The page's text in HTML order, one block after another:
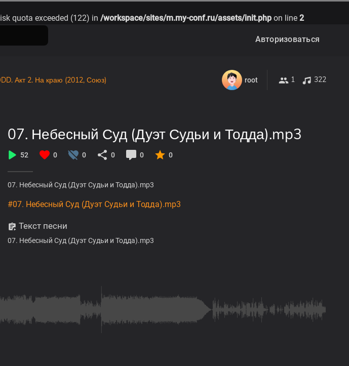
quota exceeded (122) in /workspace/sites/m.my-conf.ru/assets/init.php on line 2
Авторизоваться
Акт 2. На краю (2012, Союз) root 1 322
07. Небесный Суд (Дуэт Судьи и Тодда).mp3
52 0 0 0 0 0
07. Небесный Суд (Дуэт Судьи и Тодда).mp3
#07. Небесный Суд (Дуэт Судьи и Тодда).mp3
Текст песни
07. Небесный Суд (Дуэт Судьи и Тодда).mp3